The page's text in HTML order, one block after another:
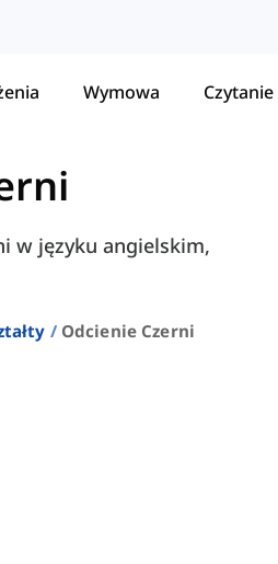
Wymowa Czytanie
w języku angielskim,
Odcienie Czerni